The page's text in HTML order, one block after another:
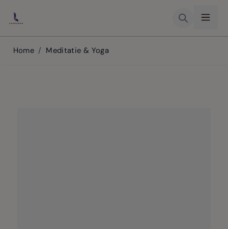
Home / Meditatie & Yoga